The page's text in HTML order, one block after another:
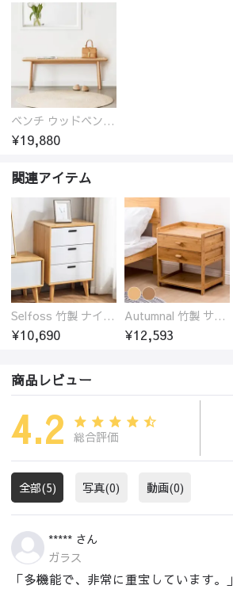
ベンチ ウッドベンチ オーク ダイニングベンチ 2人掛け 二人掛け 長椅子 ウッド 玄関スツール オーク材 ラタン 椅子 アジアンテイスト おしゃれ チェア いす イス 北欧
¥19,880
関連アイテム
Selfoss 竹製 ナイトテーブル
¥10,690
Autumnal 竹製 サイドテーブル ナイトテーブル 引き出し付き
¥12,593
商品レビュー
4.2 総合評価
全部(5) 写真(0) 動画(0)
***** さん
ガラス
「多機能で、非常に重宝しています。」